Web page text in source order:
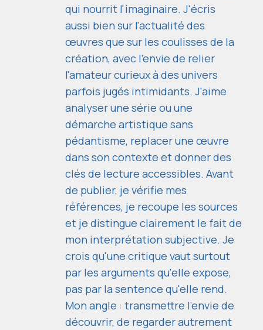
qui nourrit l'imaginaire. J'écris
aussi bien sur l'actualité des
œuvres que sur les coulisses de la
création, avec l'envie de relier
l'amateur curieux à des univers
parfois jugés intimidants. J'aime
analyser une série ou une
démarche artistique sans
pédantisme, replacer une œuvre
dans son contexte et donner des
clés de lecture accessibles. Avant
de publier, je vérifie mes
références, je recoupe les sources
et je distingue clairement le fait de
mon interprétation subjective. Je
crois qu'une critique vaut surtout
par les arguments qu'elle expose,
pas par la sentence qu'elle rend.
Mon angle : transmettre l'envie de
découvrir, de regarder autrement